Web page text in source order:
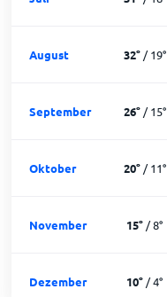
August 32°/19°
September 26°/15°
Oktober 20°/11°
November 15° /8°
Dezember 10° /4°